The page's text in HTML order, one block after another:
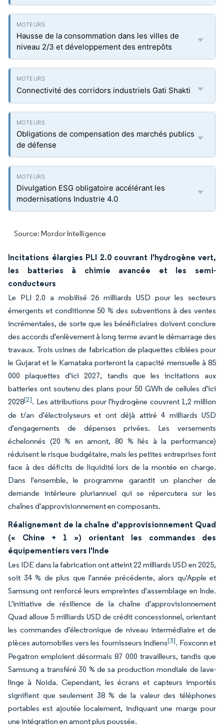
Hausse de la consommation dans les villes de
niveau 2/3 et développement des entrepôts
Connectivité des corridors industriels Gati Shakti
Obligations de compensation des marchés publics
de défense
Divulgation ESG obligatoire accélérant les
modernisations Industrie 4.0
Source: Mordor Intelligence
Incitations élargies PLI 2.0 couvrant l'hydrogène vert,
les batteries à chimie avancée et les semi-
conducteurs
Le PLI 2.0 a mobilisé 26 milliards USD pour les secteurs
émergents et conditionne 50 % des subventions à des ventes
incrémentales, de sorte que les bénéficiaires doivent conclure
des accords d'enlèvement à long terme avant le démarrage des
travaux. Trois usines de fabrication de plaquettes ciblées pour
le Gujarat et le Karnataka porteront la capacité mensuelle à 85
000 plaquettes d'ici 2027, tandis que les incitations aux
batteries ont soutenu des plans pour 50 GWh de cellules d'ici
2028[2]. Les attributions pour l'hydrogène couvrent 1,2 million
de t/an d'électrolyseurs et ont déjà attiré 4 milliards USD
d'engagements de dépenses privées. Les versements
échelonnés (20 % en amont, 80 % liés à la performance)
réduisent le risque budgétaire, mais les petites entreprises font
face à des déficits de liquidité lors de la montée en charge.
Dans l'ensemble, le programme garantit un plancher de
demande intérieure pluriannuel qui se répercutera sur les
chaînes d'approvisionnement en composants.
Réalignement de la chaîne d'approvisionnement Quad
(« Chine + 1 ») orientant les commandes des
équipementiers vers l'Inde
Les IDE dans la fabrication ont atteint 22 milliards USD en 2025,
soit 34 % de plus que l'année précédente, alors qu'Apple et
Samsung ont renforcé leurs empreintes d'assemblage en Inde.
L'initiative de résilience de la chaîne d'approvisionnement
Quad alloue 5 milliards USD de crédit concessionnel, orientant
les commandes d'électronique de niveau intermédiaire et de
pièces automobiles vers les fournisseurs indiens[3]. Foxconn et
Pegatron emploient désormais 87 000 travailleurs, tandis que
Samsung a transféré 30 % de sa production mondiale de lave-
linge à Noida. Cependant, les écrans et capteurs importés
signifient que seulement 38 % de la valeur des téléphones
portables est ajoutée localement, indiquant une marge pour
une intégration en amont plus poussée.